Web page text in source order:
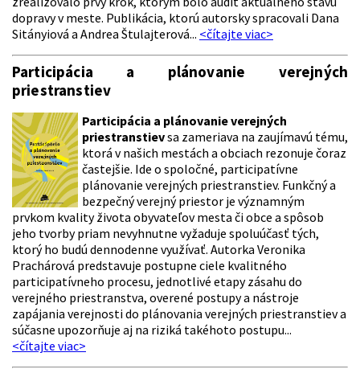
dopravy v meste. Publikácia, ktorú autorsky spracovali Dana
Sitányiová a Andrea Štulajterová... <čítajte viac>
Participácia a plánovanie verejných
priestranstiev
Participácia a plánovanie verejných
priestranstievsa zameriava na zaujímavú tému,
ktorá v našich mestách a obciach rezonuje čoraz
častejšie. Ide o spoločné, participatívne
plánovanie verejných priestranstiev. Funkčný a
bezpečný verejný priestor je významným
prvkom kvality života obyvateľov mesta či obce a spôsob
jeho tvorby priam nevyhnutne vyžaduje spoluúčasť tých,
ktorý ho budú dennodenne využívať. Autorka Veronika
Prachárová predstavuje postupne ciele kvalitného
participatívneho procesu, jednotlivé etapy zásahu do
verejného priestranstva, overené postupy a nástroje
zapájania verejnosti do plánovania verejných priestranstiev a
súčasne upozorňuje aj na riziká takéhoto postupu...
<čítajte viac>